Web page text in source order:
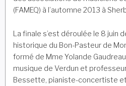
(FAMEQ) à l’automne 2013 à
La finale s’est déroulée le 8 juin
historique du Bon-Pasteur de
formé de Mme Yolande
musique de Verdun et
Bessette, pianiste-concertiste